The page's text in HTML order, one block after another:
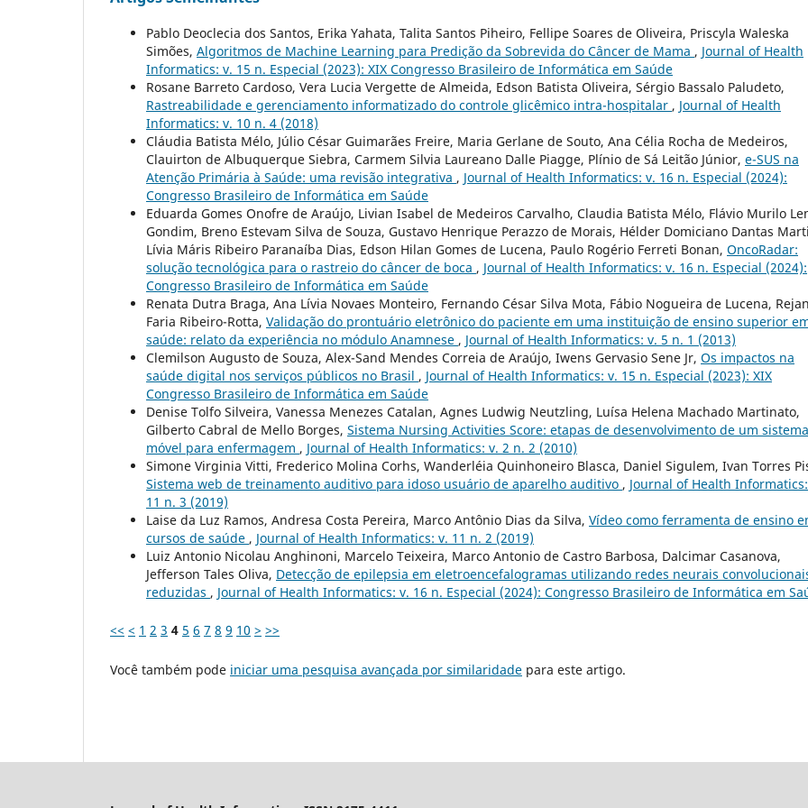
Pablo Deoclecia dos Santos, Erika Yahata, Talita Santos Piheiro, Fellipe Soares de Oliveira, Priscyla Waleska
Simões, Algoritmos de Machine Learning para Predição da Sobrevida do Câncer de Mama , Journal of Health
Informatics: v. 15 n. Especial (2023): XIX Congresso Brasileiro de Informática em Saúde
Rosane Barreto Cardoso, Vera Lucia Vergette de Almeida, Edson Batista Oliveira, Sérgio Bassalo Paludeto,
Rastreabilidade e gerenciamento informatizado do controle glicêmico intra-hospitalar , Journal of Health
Informatics: v. 10 n. 4 (2018)
Cláudia Batista Mélo, Júlio César Guimarães Freire, Maria Gerlane de Souto, Ana Célia Rocha de Medeiros,
Clauirton de Albuquerque Siebra, Carmem Silvia Laureano Dalle Piagge, Plínio de Sá Leitão Júnior, e-SUS na
Atenção Primária à Saúde: uma revisão integrativa , Journal of Health Informatics: v. 16 n. Especial (2024):
Congresso Brasileiro de Informática em Saúde
Eduarda Gomes Onofre de Araújo, Livian Isabel de Medeiros Carvalho, Claudia Batista Mélo, Flávio Murilo
Gondim, Breno Estevam Silva de Souza, Gustavo Henrique Perazzo de Morais, Hélder Domiciano Dantas
Lívia Máris Ribeiro Paranaíba Dias, Edson Hilan Gomes de Lucena, Paulo Rogério Ferreti Bonan, OncoRadar:
solução tecnológica para o rastreio do câncer de boca , Journal of Health Informatics: v. 16 n. Especial (2024):
Congresso Brasileiro de Informática em Saúde
Renata Dutra Braga, Ana Lívia Novaes Monteiro, Fernando César Silva Mota, Fábio Nogueira de Lucena,
Faria Ribeiro-Rotta, Validação do prontuário eletrônico do paciente em uma instituição de ensino superior
saúde: relato da experiência no módulo Anamnese , Journal of Health Informatics: v. 5 n. 1 (2013)
Clemilson Augusto de Souza, Alex-Sand Mendes Correia de Araújo, Iwens Gervasio Sene Jr, Os impactos na
saúde digital nos serviços públicos no Brasil , Journal of Health Informatics: v. 15 n. Especial (2023): XIX
Congresso Brasileiro de Informática em Saúde
Denise Tolfo Silveira, Vanessa Menezes Catalan, Agnes Ludwig Neutzling, Luísa Helena Machado Martinato,
Gilberto Cabral de Mello Borges, Sistema Nursing Activities Score: etapas de desenvolvimento de um sistema
móvel para enfermagem , Journal of Health Informatics: v. 2 n. 2 (2010)
Simone Virginia Vitti, Frederico Molina Corhs, Wanderléia Quinhoneiro Blasca, Daniel Sigulem, Ivan Torres
Sistema web de treinamento auditivo para idoso usuário de aparelho auditivo , Journal of Health
11 n. 3 (2019)
Laise da Luz Ramos, Andresa Costa Pereira, Marco Antônio Dias da Silva, Vídeo como ferramenta de ensino
cursos de saúde , Journal of Health Informatics: v. 11 n. 2 (2019)
Luiz Antonio Nicolau Anghinoni, Marcelo Teixeira, Marco Antonio de Castro Barbosa, Dalcimar Casanova,
Jefferson Tales Oliva, Detecção de epilepsia em eletroencefalogramas utilizando redes neurais
reduzidas , Journal of Health Informatics: v. 16 n. Especial (2024): Congresso Brasileiro de Informática em
<< < 1 2 3 4 5 6 7 8 9 10 > >>
Você também pode iniciar uma pesquisa avançada por similaridade para este artigo.